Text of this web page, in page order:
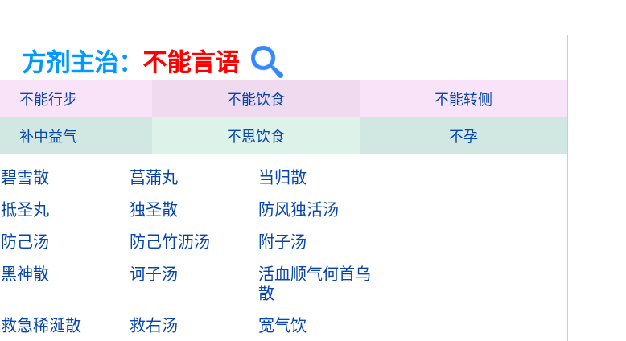
方剂主治： 不能言语
不能行步 不能饮食 不能转侧
补中益气 不思饮食 不孕
碧雪散 菖蒲丸
当归散
抵圣丸 独圣散
防风独活汤
防己汤 防己竹沥汤
附子汤
黑神散 诃子汤
活血顺气何首乌
散
救急稀涎散 救右汤
宽气饮